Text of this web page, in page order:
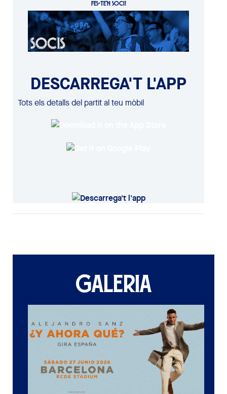
FES-TE'N SOCI!
DESCARREGA'T L'APP
Tots els detalls del partit al teu mòbil
GALERIA